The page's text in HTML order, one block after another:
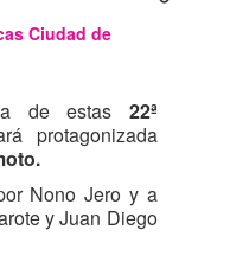
Ciudad de
de estas 22ª
protagonizada
Nono Jero y a
y Juan Diego